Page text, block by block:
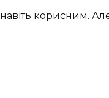
корисним.